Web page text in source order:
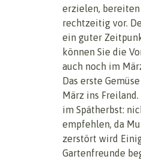
erzielen, bereiten
rechtzeitig vor.
ein guter
können Sie die
auch noch im
Das erste
März ins
im Spätherbst:
empfehlen, da
zerstört wird
Gartenfreunde